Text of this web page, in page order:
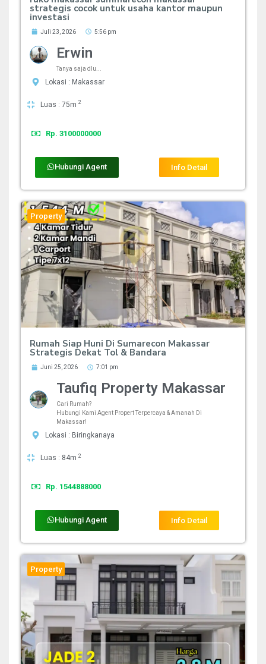
strategis cocok untuk usaha kantor maupun
investasi
Juli 23, 2026 5:56 pm
Erwin
Tanya saja dlu...
Lokasi : Makassar
Luas : 75m 2
Rp. 3100000000
Hubungi Agent Info Detail
Property
Rumah Siap Huni Di Sumarecon Makassar
Strategis Dekat Tol & Bandara
Juni 25, 2026 7:01 pm
Taufiq Property Makassar
Cari Rumah?
Hubungi Kami Agent Propert Terpercaya & Amanah Di
Makassar!
Lokasi : Biringkanaya
Luas : 84m 2
Rp. 1544888000
Hubungi Agent Info Detail
Property